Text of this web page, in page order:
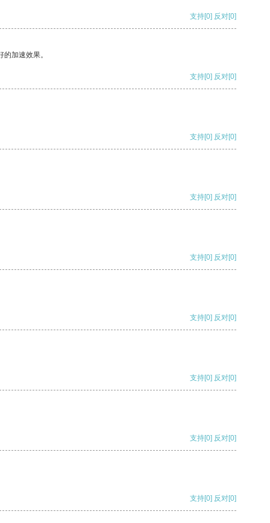
支持[0] 反对[0]
加速效果。
支持[0] 反对[0]
支持[0] 反对[0]
支持[0] 反对[0]
支持[0] 反对[0]
支持[0] 反对[0]
支持[0] 反对[0]
支持[0] 反对[0]
支持[0] 反对[0]